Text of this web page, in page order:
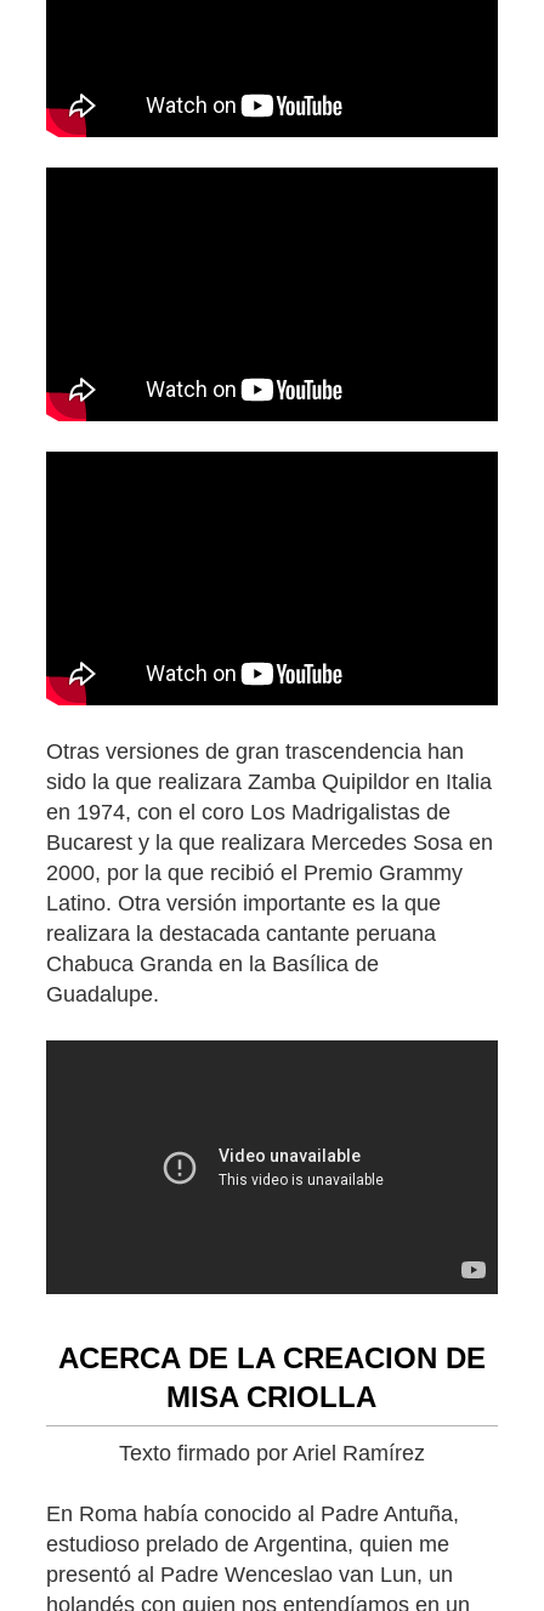
Otras versiones de gran trascendencia han
sido la que realizara Zamba Quipildor en Italia
en 1974, con el coro Los Madrigalistas de
Bucarest y la que realizara Mercedes Sosa en
2000, por la que recibió el Premio Grammy
Latino. Otra versión importante es la que
realizara la destacada cantante peruana
Chabuca Granda en la Basílica de
Guadalupe.
ACERCA DE LA CREACION DE
MISA CRIOLLA
Texto firmado por Ariel Ramírez
En Roma había conocido al Padre Antuña,
estudioso prelado de Argentina, quien me
presentó al Padre Wenceslao van Lun, un
holandés con quien nos entendíamos en un